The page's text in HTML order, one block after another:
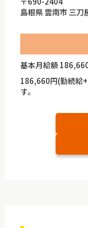
島根県 雲南市 三
基本月給額
186,660円(勤続給
す。